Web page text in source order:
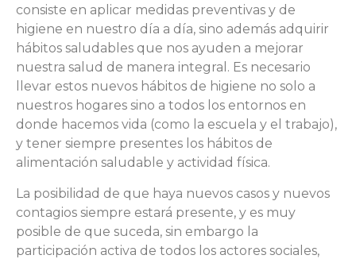
consiste en aplicar medidas preventivas y de
higiene en nuestro día a día, sino además adquirir
hábitos saludables que nos ayuden a mejorar
nuestra salud de manera integral. Es necesario
llevar estos nuevos hábitos de higiene no solo a
nuestros hogares sino a todos los entornos en
donde hacemos vida (como la escuela y el trabajo),
y tener siempre presentes los hábitos de
alimentación saludable y actividad física.
La posibilidad de que haya nuevos casos y nuevos
contagios siempre estará presente, y es muy
posible de que suceda, sin embargo la
participación activa de todos los actores sociales,